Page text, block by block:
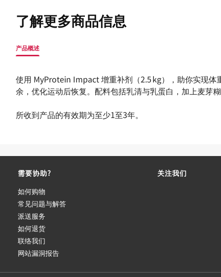
了解更多商品信息
产品概述
使用 MyProtein Impact 增重补剂（2.5 kg），助你实现体
余，优化运动后恢复。配料包括乳清与乳蛋白，加上麦芽
所收到产品的有效期为至少1至3年。
需要协助?
如何购物
常见问题与解答
派送服务
如何退货
联络我们
网站漏洞报告
关注我们